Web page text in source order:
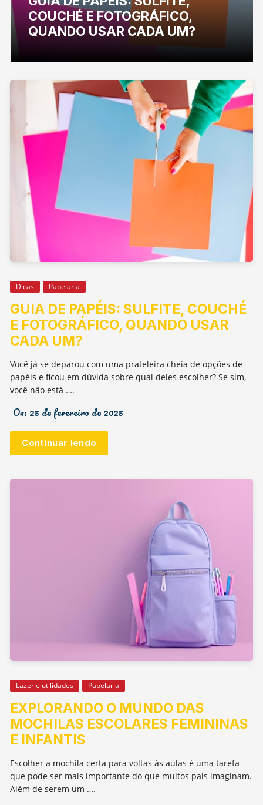
COUCHÉ E FOTOGRÁFICO,
QUANDO USAR CADA UM?
Dicas Papelaria
GUIA DE PAPÉIS: SULFITE, COUCHÉ
E FOTOGRÁFICO, QUANDO USAR
CADA UM?
Você já se deparou com uma prateleira cheia de opções de
papéis e ficou em dúvida sobre qual deles escolher? Se sim,
você não está ….
On: 25 de fevereiro de 2025
Continuar lendo
Lazer e utilidades Papelaria
EXPLORANDO O MUNDO DAS
MOCHILAS ESCOLARES FEMININAS
E INFANTIS
Escolher a mochila certa para voltas às aulas é uma tarefa
que pode ser mais importante do que muitos pais imaginam.
Além de serem um ….